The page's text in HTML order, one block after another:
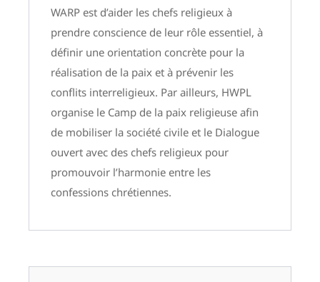
WARP est d’aider les chefs religieux à
prendre conscience de leur rôle essentiel, à
définir une orientation concrète pour la
réalisation de la paix et à prévenir les
conflits interreligieux. Par ailleurs, HWPL
organise le Camp de la paix religieuse afin
de mobiliser la société civile et le Dialogue
ouvert avec des chefs religieux pour
promouvoir l’harmonie entre les
confessions chrétiennes.